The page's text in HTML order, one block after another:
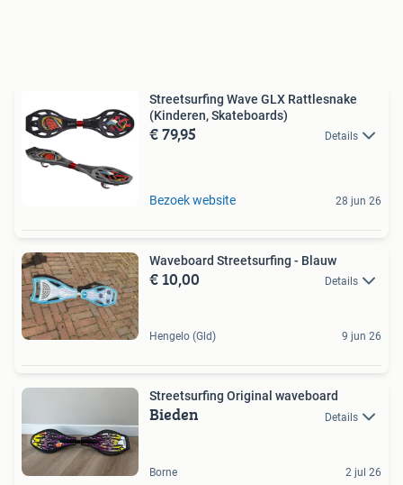
Streetsurfing Wave GLX Rattlesnake
(Kinderen, Skateboards)
€ 79,95 Details
Bezoek website 28 jun 26
Waveboard Streetsurfing - Blauw
€ 10,00 Details
Hengelo (Gld) 9 jun 26
Streetsurfing Original waveboard
Bieden Details
Borne 2 jul 26